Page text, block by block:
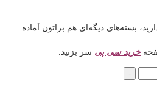
بسته‌های دیگه‌ای هم براتون آماده
خرید سی پی سر بزنید.
-